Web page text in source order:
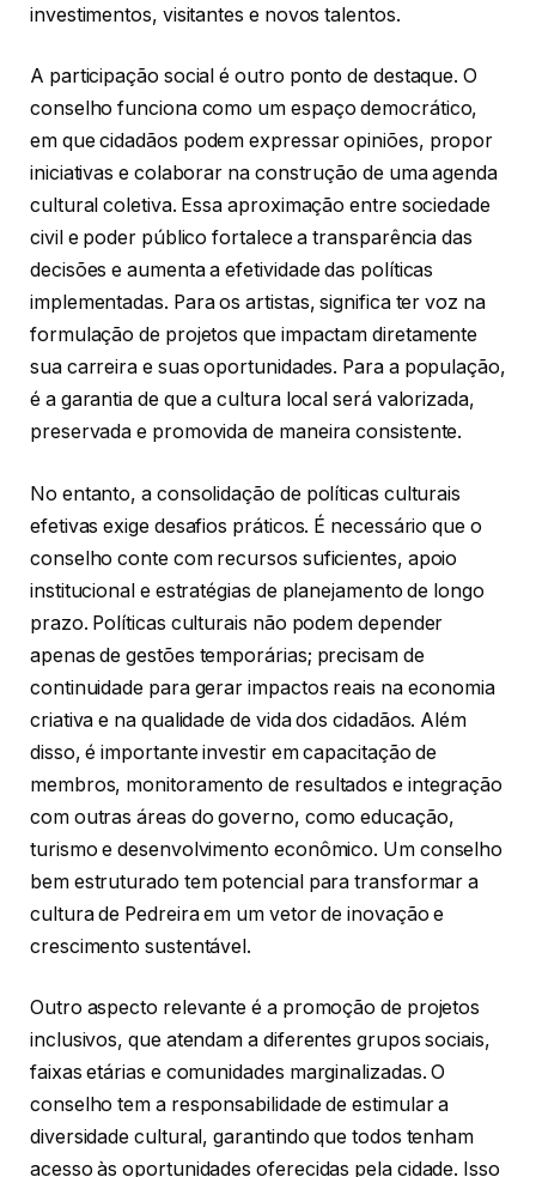
investimentos, visitantes e novos talentos.
A participação social é outro ponto de destaque. O
conselho funciona como um espaço democrático,
em que cidadãos podem expressar opiniões, propor
iniciativas e colaborar na construção de uma agenda
cultural coletiva. Essa aproximação entre sociedade
civil e poder público fortalece a transparência das
decisões e aumenta a efetividade das políticas
implementadas. Para os artistas, significa ter voz na
formulação de projetos que impactam diretamente
sua carreira e suas oportunidades. Para a população,
é a garantia de que a cultura local será valorizada,
preservada e promovida de maneira consistente.
No entanto, a consolidação de políticas culturais
efetivas exige desafios práticos. É necessário que o
conselho conte com recursos suficientes, apoio
institucional e estratégias de planejamento de longo
prazo. Políticas culturais não podem depender
apenas de gestões temporárias; precisam de
continuidade para gerar impactos reais na economia
criativa e na qualidade de vida dos cidadãos. Além
disso, é importante investir em capacitação de
membros, monitoramento de resultados e integração
com outras áreas do governo, como educação,
turismo e desenvolvimento econômico. Um conselho
bem estruturado tem potencial para transformar a
cultura de Pedreira em um vetor de inovação e
crescimento sustentável.
Outro aspecto relevante é a promoção de projetos
inclusivos, que atendam a diferentes grupos sociais,
faixas etárias e comunidades marginalizadas. O
conselho tem a responsabilidade de estimular a
diversidade cultural, garantindo que todos tenham
acesso às oportunidades oferecidas pela cidade. Isso